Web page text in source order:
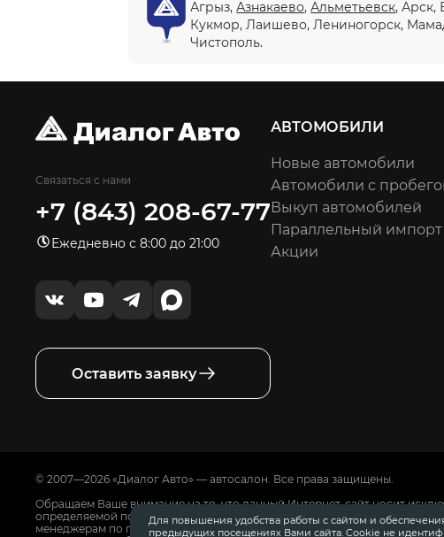
Агрыз,Азнакаево,Альметьевск, Арск,
Кукмор, Лаишево, Лениногорск,
Чистополь.
Связаться с нами
+7 (843) 208-67-77
Ежедневно с 8:00 до 21:00
Оставить заявку
АВТОМОБИЛИ
Новые автомобили
Автомобили с
Выкуп автомобилей
Параллельный импорт
Акции
© 2007—2026 «Диалог Авто» — автосалон. Все права защищены.
Обращаем Ваше внимание на то, что данный Интернет-сайт носит
определяемой положениями Статьи 437 Гражданского Кодекса
менеджерам по продажам автосалонов Диалог Авто. Для получения
Для повышения удобства работы с сайтом и
предыдущих посещениях Вами сайта. Cookie не